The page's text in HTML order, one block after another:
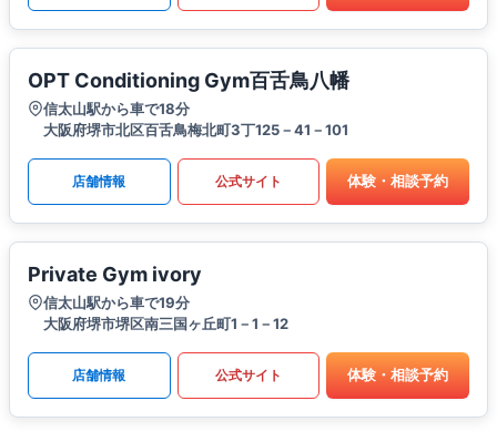
OPT Conditioning Gym百舌鳥八幡
信太山駅から車で18分
大阪府堺市北区百舌鳥梅北町3丁125－41－101
店舗情報 公式サイト 体験・相談予約
Private Gym ivory
信太山駅から車で19分
大阪府堺市堺区南三国ヶ丘町1－1－12
店舗情報 公式サイト 体験・相談予約